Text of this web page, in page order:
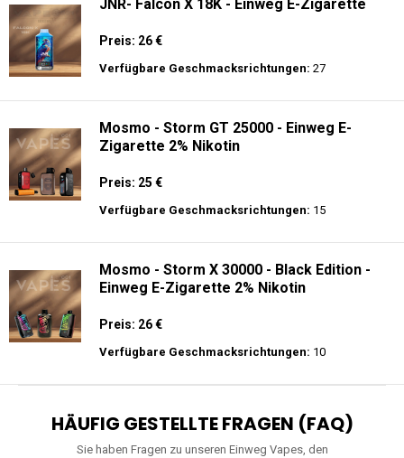
JNR- Falcon X 18K - Einweg E-Zigarette
Preis: 26 €
Verfügbare Geschmacksrichtungen: 27
Mosmo - Storm GT 25000 - Einweg E-
Zigarette 2% Nikotin
Preis: 25 €
Verfügbare Geschmacksrichtungen: 15
Mosmo - Storm X 30000 - Black Edition -
Einweg E-Zigarette 2% Nikotin
Preis: 26 €
Verfügbare Geschmacksrichtungen: 10
HÄUFIG GESTELLTE FRAGEN (FAQ)
Sie haben Fragen zu unseren Einweg Vapes, den